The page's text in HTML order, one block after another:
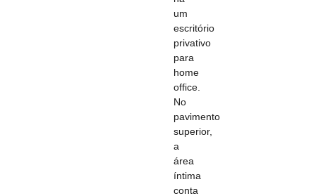
um
escritório
privativo
para
home
office.
No
pavimento
superior,
a
área
íntima
conta